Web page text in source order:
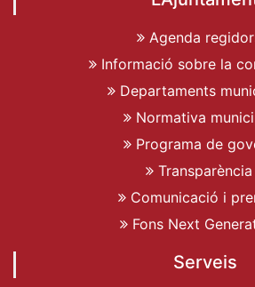
Agenda
Informació sobre la
Departaments
Normativa
Programa de
Transparència
Comunicació i
Fons Next
Serveis